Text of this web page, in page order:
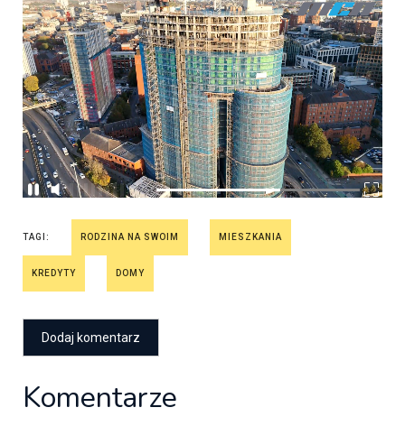
TAGI: RODZINA NA SWOIM MIESZKANIA
KREDYTY DOMY
Komentarze